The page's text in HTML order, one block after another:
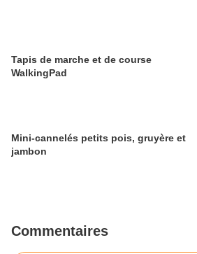
Tapis de marche et de course
WalkingPad
Mini-cannelés petits pois, gruyère et
jambon
Commentaires